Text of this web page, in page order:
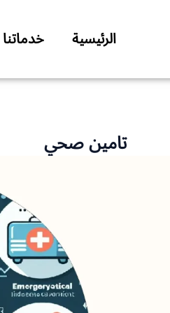
الرئيسية خدماتنا
تامين صحي